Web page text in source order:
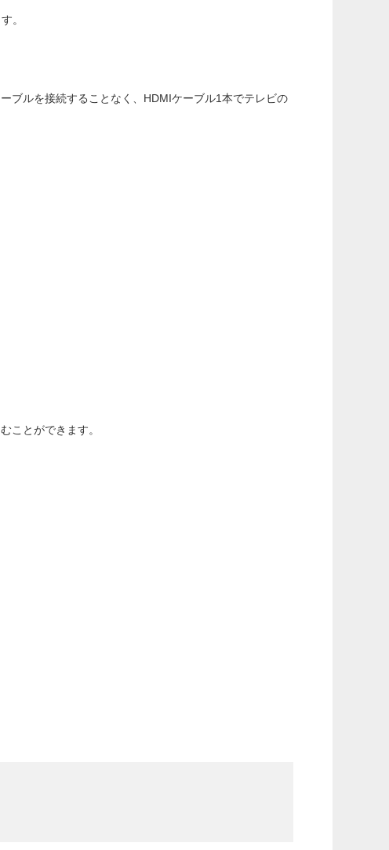
。
ブルを接続することなく、HDMIケーブル1本でテレビの
ことができます。